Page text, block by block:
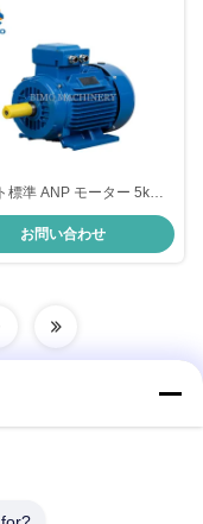
標準 ANP モーター 5kw
15kw 18.5kw 三相電
動モーター
お問い合わせ